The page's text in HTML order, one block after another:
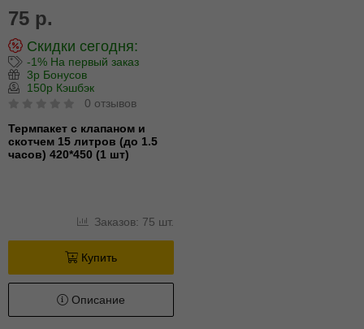
75 р.
Скидки сегодня:
-1% На первый заказ
3р Бонусов
150р Кэшбэк
0 отзывов
Термпакет с клапаном и
скотчем 15 литров (до 1.5
часов) 420*450 (1 шт)
Заказов: 75 шт.
Купить
Описание